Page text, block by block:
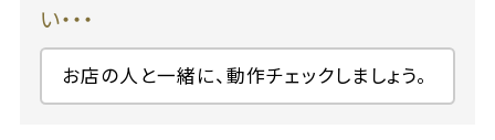
い・・・
お店の人と一緒に、動作チェックしましょう。